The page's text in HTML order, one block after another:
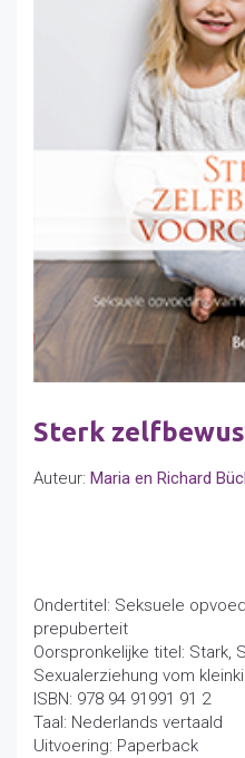
Sterk
Auteur: Maria en Richard
Ondertitel: Seksuele
prepuberteit
Oorspronkelijke titel: Stark,
Sexualerziehung vom
ISBN: 978 94 91991 91 2
Taal: Nederlands vertaald
Uitvoering: Paperback